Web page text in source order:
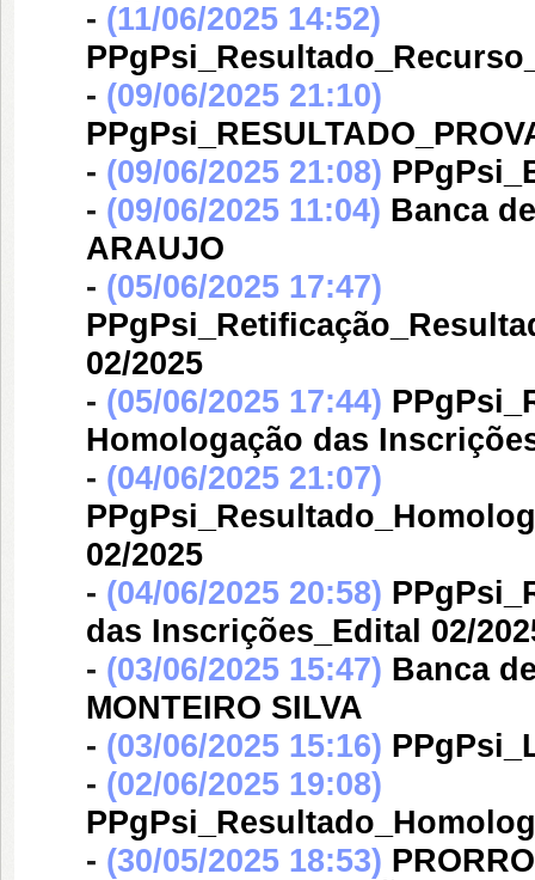
- (11/06/2025 14:52)
- (09/06/2025 21:10)
- (09/06/2025 21:08)
- (09/06/2025 11:04) Banca
ARAUJO
- (05/06/2025 17:47)
02/2025
- (05/06/2025 17:44)
Homologação das
- (04/06/2025 21:07)
02/2025
- (04/06/2025 20:58)
das Inscrições_Edital 02/
- (03/06/2025 15:47) Banca
MONTEIRO SILVA
- (03/06/2025 15:16)
- (02/06/2025 19:08)
- (30/05/2025 18:53)